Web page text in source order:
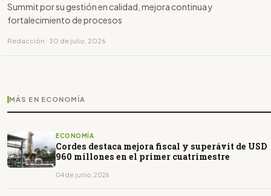
Summit por su gestión en calidad, mejora continua y
fortalecimiento de procesos
Redacción · 30 de julio, 2026
MÁS EN ECONOMÍA
ECONOMÍA
Cordes destaca mejora fiscal y superávit de USD
960 millones en el primer cuatrimestre
04 de junio, 2026